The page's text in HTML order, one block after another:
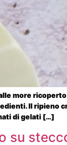
more
Il ripieno
di gelati […]
su